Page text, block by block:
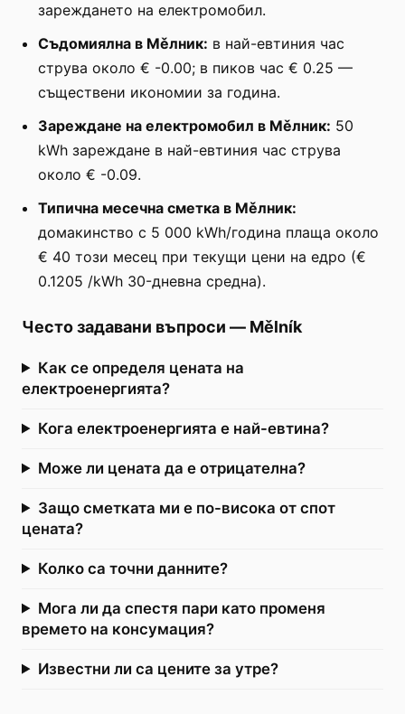
зареждането на електромобил.
Съдомиялна в Мěлник: в най-евтиния час
струва около € -0.00; в пиков час € 0.25 —
съществени икономии за година.
Зареждане на електромобил в Мěлник: 50
kWh зареждане в най-евтиния час струва
около € -0.09.
Типична месечна сметка в Мěлник:
домакинство с 5 000 kWh/година плаща около
€ 40 този месец при текущи цени на едро (€
0.1205 /kWh 30-дневна средна).
Често задавани въпроси — Mělník
Как се определя цената на
електроенергията?
Кога електроенергията е най-евтина?
Може ли цената да е отрицателна?
Защо сметката ми е по-висока от спот
цената?
Колко са точни данните?
Мога ли да спестя пари като променя
времето на консумация?
Известни ли са цените за утре?